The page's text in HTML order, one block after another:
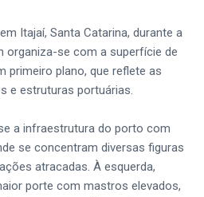
Itajaí, Santa Catarina, durante a
organiza-se com a superfície de
primeiro plano, que reflete as
e estruturas portuárias.
a infraestrutura do porto com
se concentram diversas figuras
atracadas. À esquerda,
porte com mastros elevados,